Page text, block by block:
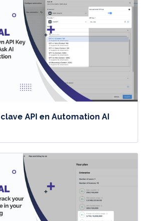
clave API en Automation AI